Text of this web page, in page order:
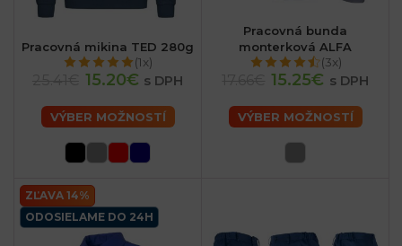
Pracovná mikina TED 280g
(1x)
15.20€ s DPH
VÝBER MOŽNOSTÍ
Pracovná bunda
monterková ALFA
(3x)
15.25€ s DPH
VÝBER MOŽNOSTÍ
ZĽAVA 14%
ODOSIELAME DO 24H